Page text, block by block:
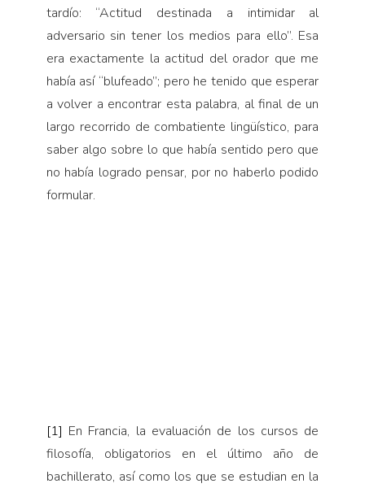
tardío: “Actitud destinada a intimidar al
adversario sin tener los medios para ello”. Esa
era exactamente la actitud del orador que me
había así “blufeado”; pero he tenido que esperar
a volver a encontrar esta palabra, al final de un
largo recorrido de combatiente lingüístico, para
saber algo sobre lo que había sentido pero que
no había logrado pensar, por no haberlo podido
formular.
[1] En Francia, la evaluación de los cursos de
filosofía, obligatorios en el último año de
bachillerato, así como los que se estudian en la